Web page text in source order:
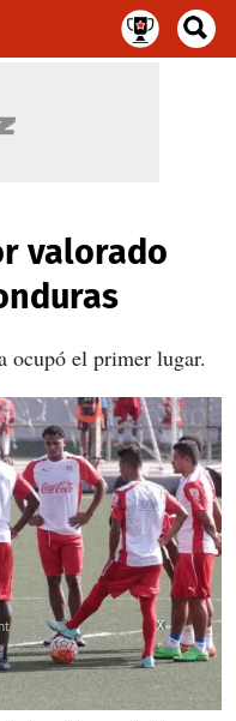
valorado
ocupó el primer lugar.
X
X